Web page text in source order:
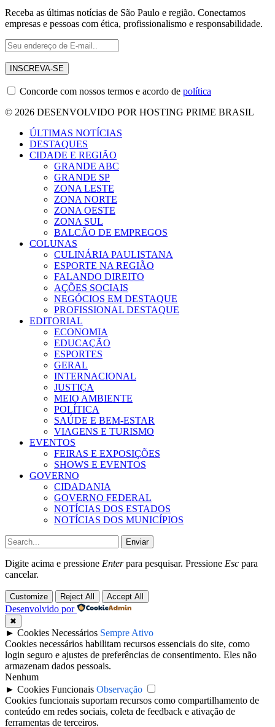
Receba as últimas notícias de São Paulo e região. Conectamos
empresas e pessoas com ética, profissionalismo e responsabilidade.
Concorde com nossos termos e acordo de política
© 2026 DESENVOLVIDO POR HOSTING PRIME BRASIL
ÚLTIMAS NOTÍCIAS
DESTAQUES
CIDADE E REGIÃO
GRANDE ABC
GRANDE SP
ZONA LESTE
ZONA NORTE
ZONA OESTE
ZONA SUL
BALCÃO DE EMPREGOS
COLUNAS
CULINÁRIA PAULISTANA
ESPORTE NA REGIÃO
FALANDO DIREITO
AÇÕES SOCIAIS
NEGÓCIOS EM DESTAQUE
PROFISSIONAL DESTAQUE
EDITORIAL
ECONOMIA
EDUCAÇÃO
ESPORTES
GERAL
INTERNACIONAL
JUSTIÇA
MEIO AMBIENTE
POLÍTICA
SAÚDE E BEM-ESTAR
VIAGENS E TURISMO
EVENTOS
FEIRAS E EXPOSIÇÕES
SHOWS E EVENTOS
GOVERNO
CIDADANIA
GOVERNO FEDERAL
NOTÍCIAS DOS ESTADOS
NOTÍCIAS DOS MUNICÍPIOS
Enviar
Digite acima e pressione Enterpara pesquisar. Pressione Esc para
cancelar.
Customize Reject All Accept All
Desenvolvido por
✖
► Cookies Necessários Sempre Ativo
Cookies necessários habilitam recursos essenciais do site, como
login seguro e ajustes de preferências de consentimento. Eles não
armazenam dados pessoais.
Nenhum
► Cookies Funcionais Observação
Cookies funcionais suportam recursos como compartilhamento de
conteúdo em redes sociais, coleta de feedback e ativação de
ferramentas de terceiros.